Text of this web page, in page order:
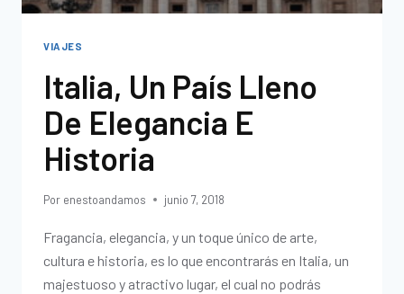
VIAJES
Italia, Un País Lleno
De Elegancia E
Historia
Por enestoandamos junio 7, 2018
Fragancia, elegancia, y un toque único de arte,
cultura e historia, es lo que encontrarás en Italia, un
majestuoso y atractivo lugar, el cual no podrás